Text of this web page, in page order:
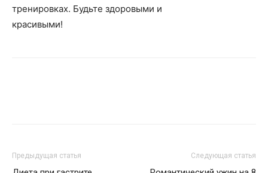
тренировках. Будьте здоровыми и
красивыми!
Предыдущая статья Следующая статья